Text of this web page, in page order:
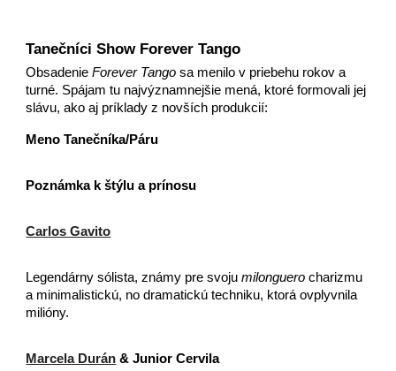
Tanečníci Show Forever Tango
ObsadenieForever Tango sa menilo v priebehu rokov a
turné. Spájam tu najvýznamnejšie mená, ktoré formovali jej
slávu, ako aj príklady z novších produkcií:
Meno Tanečníka/Páru
Poznámka k štýlu a prínosu
Carlos Gavito
Legendárny sólista, známy pre svojumilonguero charizmu
a minimalistickú, no dramatickú techniku, ktorá ovplyvnila
milióny.
Marcela Durán & Junior Cervila